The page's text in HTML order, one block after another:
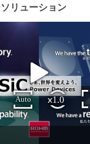
リューション